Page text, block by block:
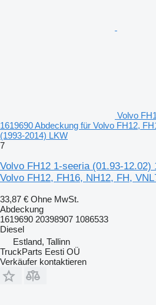
Volvo
1619690 Abdeckung für Volvo FH12,
(1993-2014) LKW
7
Volvo FH12 1-seeria (01.93-12.02)
Volvo FH12, FH16, NH12, FH,
33,87 € Ohne MwSt.
Abdeckung
1619690 20398907 1086533
Diesel
Estland, Tallinn
TruckParts Eesti OÜ
Verkäufer kontaktieren